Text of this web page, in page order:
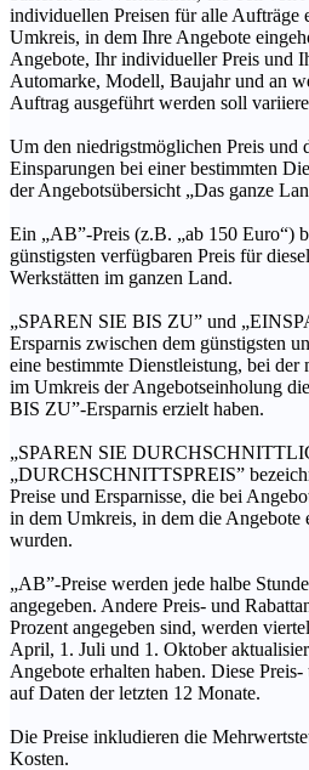
individuellen Preisen für alle Aufträge
Umkreis, in dem Ihre Angebote
Angebote, Ihr individueller Preis und
Automarke, Modell, Baujahr und an
Auftrag ausgeführt werden soll
Um den niedrigstmöglichen Preis und
Einsparungen bei einer bestimmten
der Angebotsübersicht „Das ganze
Ein „AB”-Preis (z.B. „ab 150 Euro“)
günstigsten verfügbaren Preis für
Werkstätten im ganzen Land.
„SPAREN SIE BIS ZU” und
Ersparnis zwischen dem günstigsten
eine bestimmte Dienstleistung, bei der
im Umkreis der Angebotseinholung
BIS ZU”-Ersparnis erzielt haben.
„SPAREN SIE
„DURCHSCHNITTSPREIS”
Preise und Ersparnisse, die bei
in dem Umkreis, in dem die Angebote
wurden.
„AB”-Preise werden jede halbe
angegeben. Andere Preis- und
Prozent angegeben sind, werden
April, 1. Juli und 1. Oktober
Angebote erhalten haben. Diese
auf Daten der letzten 12 Monate.
Die Preise inkludieren die
Kosten.